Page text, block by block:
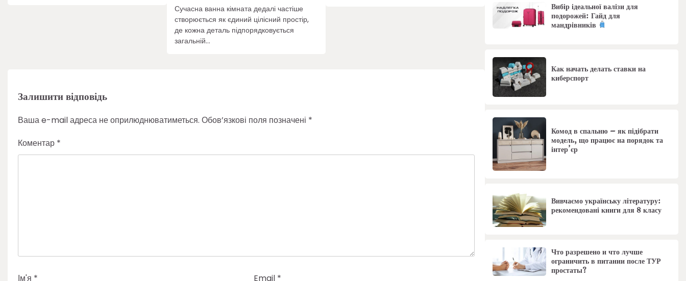
Сучасна ванна кімната дедалі частіше
створюється як єдиний цілісний простір,
де кожна деталь підпорядковується
загальній…
Залишити відповідь
Ваша e-mail адреса не оприлюднюватиметься. Обов’язкові поля позначені *
Коментар *
Ім'я * Email *
Вибір ідеальної валізи для
подорожей: Гайд для
мандрівників
Как начать делать ставки на
киберспорт
Комод в спальню – як підібрати
модель, що працює на порядок та
інтер’єр
Вивчаємо українську літературу:
рекомендовані книги для 8 класу
Что разрешено и что лучше
ограничить в питании после ТУР
простаты?